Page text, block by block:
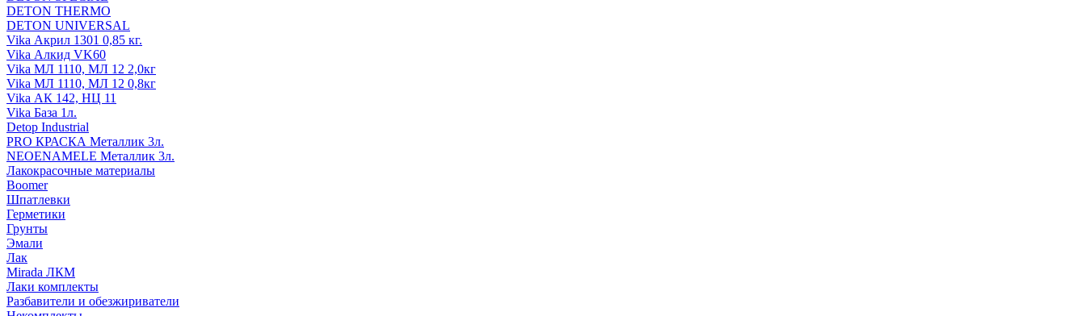
DETON THERMO
DETON UNIVERSAL
Vika Акрил 1301 0,85 кг.
Vika Алкид VK60
Vika МЛ 1110, МЛ 12 2,0кг
Vika МЛ 1110, МЛ 12 0,8кг
Vika АК 142, НЦ 11
Vika База 1л.
Detop Industrial
PRO КРАСКА Металлик 3л.
NEOENAMELE Металлик 3л.
Лакокрасочные материалы
Boomer
Шпатлевки
Герметики
Грунты
Эмали
Лак
Mirada ЛКМ
Лаки комплекты
Разбавители и обезжириватели